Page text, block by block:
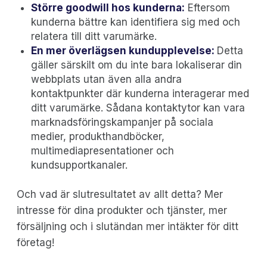
Större goodwill hos kunderna: Eftersom
kunderna bättre kan identifiera sig med och
relatera till ditt varumärke.
En mer överlägsen kundupplevelse: Detta
gäller särskilt om du inte bara lokaliserar din
webbplats utan även alla andra
kontaktpunkter där kunderna interagerar med
ditt varumärke. Sådana kontaktytor kan vara
marknadsföringskampanjer på sociala
medier, produkthandböcker,
multimediapresentationer och
kundsupportkanaler.
Och vad är slutresultatet av allt detta? Mer
intresse för dina produkter och tjänster, mer
försäljning och i slutändan mer intäkter för ditt
företag!